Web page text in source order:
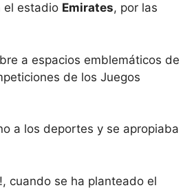
el estadio Emirates, por las
a espacios emblemáticos de
de los Juegos
a los deportes y se apropiaba
cuando se ha planteado el